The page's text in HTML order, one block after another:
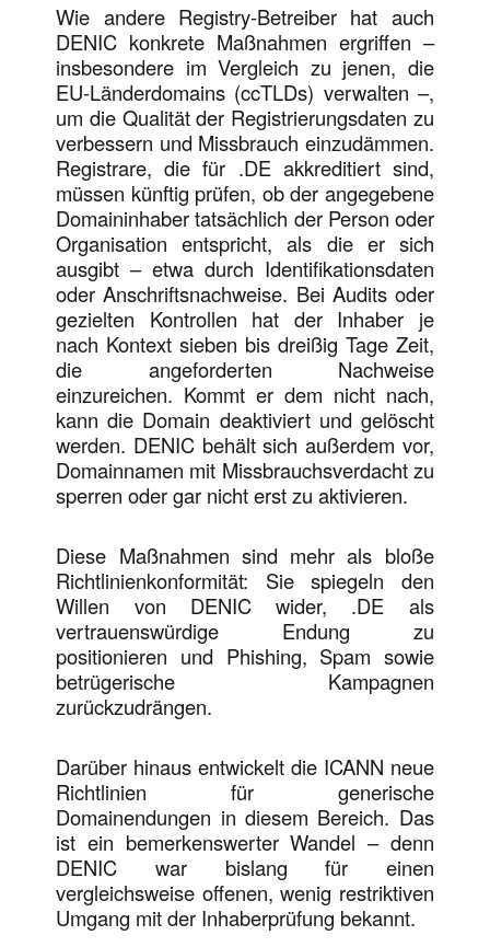
Wie andere Registry-Betreiber hat auch
DENIC konkrete Maßnahmen ergriffen –
insbesondere im Vergleich zu jenen, die
EU-Länderdomains (ccTLDs) verwalten –,
um die Qualität der Registrierungsdaten zu
verbessern und Missbrauch einzudämmen.
Registrare, die für .DE akkreditiert sind,
müssen künftig prüfen, ob der angegebene
Domaininhaber tatsächlich der Person oder
Organisation entspricht, als die er sich
ausgibt – etwa durch Identifikationsdaten
oder Anschriftsnachweise. Bei Audits oder
gezielten Kontrollen hat der Inhaber je
nach Kontext sieben bis dreißig Tage Zeit,
die angeforderten Nachweise
einzureichen. Kommt er dem nicht nach,
kann die Domain deaktiviert und gelöscht
werden. DENIC behält sich außerdem vor,
Domainnamen mit Missbrauchsverdacht zu
sperren oder gar nicht erst zu aktivieren.
Diese Maßnahmen sind mehr als bloße
Richtlinienkonformität: Sie spiegeln den
Willen von DENIC wider, .DE als
vertrauenswürdige Endung zu
positionieren und Phishing, Spam sowie
betrügerische Kampagnen
zurückzudrängen.
Darüber hinaus entwickelt die ICANN neue
Richtlinien für generische
Domainendungen in diesem Bereich. Das
ist ein bemerkenswerter Wandel – denn
DENIC war bislang für einen
vergleichsweise offenen, wenig restriktiven
Umgang mit der Inhaberprüfung bekannt.